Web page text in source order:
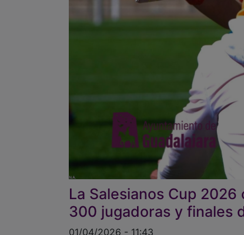
La Salesianos Cup
300 jugadoras y finales
01/04/2026 - 11:43